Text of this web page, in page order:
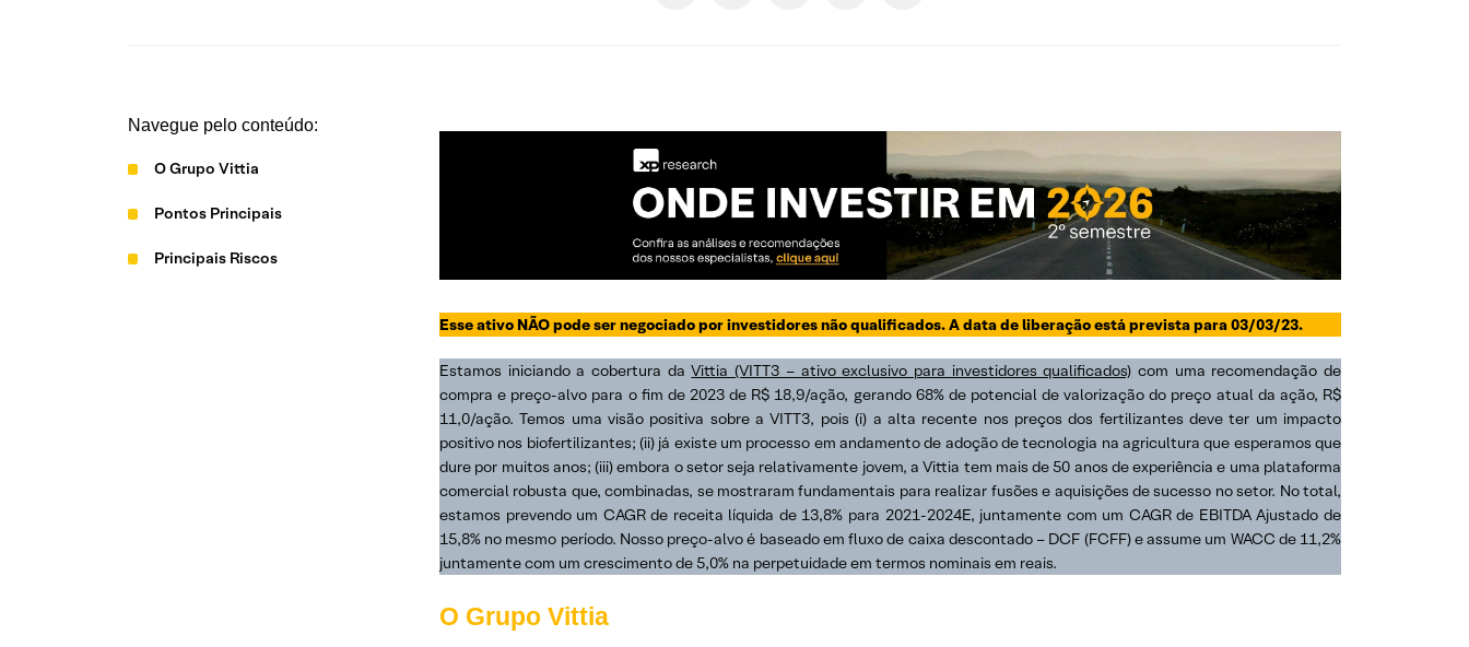
Navegue pelo conteúdo:
O Grupo Vittia
Pontos Principais
Principais Riscos
Esse ativo NÃO pode ser negociado por investidores não qualificados. A data de liberação está prevista para 03/03/23.
Estamos iniciando a cobertura daVittia (VITT3 – ativo exclusivo para investidores qualificados) com uma recomendação de
compra e preço-alvo para o fim de 2023 de R$ 18,9/ação, gerando 68% de potencial de valorização do preço atual da ação, R$
11,0/ação. Temos uma visão positiva sobre a VITT3, pois (i) a alta recente nos preços dos fertilizantes deve ter um impacto
positivo nos biofertilizantes; (ii) já existe um processo em andamento de adoção de tecnologia na agricultura que esperamos que
dure por muitos anos; (iii) embora o setor seja relativamente jovem, a Vittia tem mais de 50 anos de experiência e uma plataforma
comercial robusta que, combinadas, se mostraram fundamentais para realizar fusões e aquisições de sucesso no setor. No total,
estamos prevendo um CAGR de receita líquida de 13,8% para 2021-2024E, juntamente com um CAGR de EBITDA Ajustado de
15,8% no mesmo período. Nosso preço-alvo é baseado em fluxo de caixa descontado – DCF (FCFF) e assume um WACC de 11,2%
juntamente com um crescimento de 5,0% na perpetuidade em termos nominais em reais.
O Grupo Vittia